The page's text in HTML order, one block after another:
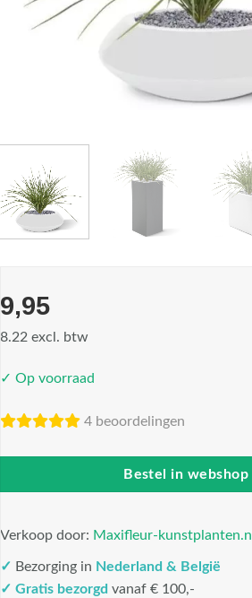
9,95
8.22 excl. btw
✓ Op voorraad
4 beoordelingen
Bestel in webshop
Verkoop door: Maxifleur-kunstplanten.nl
✓ Bezorging in Nederland & België
✓ Gratis bezorgd vanaf € 100,-